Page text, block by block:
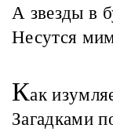
А звезды в
Несутся
Как
Загадками